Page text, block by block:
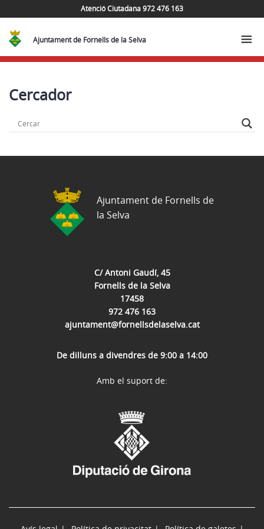
Atenció Ciutadana 972 476 163
Ajuntament de Fornells de la Selva
Cercador
C/ Antoni Gaudí, 45
Fornells de la Selva
17458
972 476 163
ajuntament@fornellsdelaselva.cat
De dilluns a divendres de 9:00 a 14:00
Ajuntament de Fornells de
la Selva
Amb el suport de: